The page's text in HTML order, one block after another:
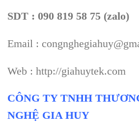
SDT : 090 819 58 75 (zalo)
Email :
Web : http://giahuytek.com
CÔNG TY TNHH
NGHỆ GIA HUY